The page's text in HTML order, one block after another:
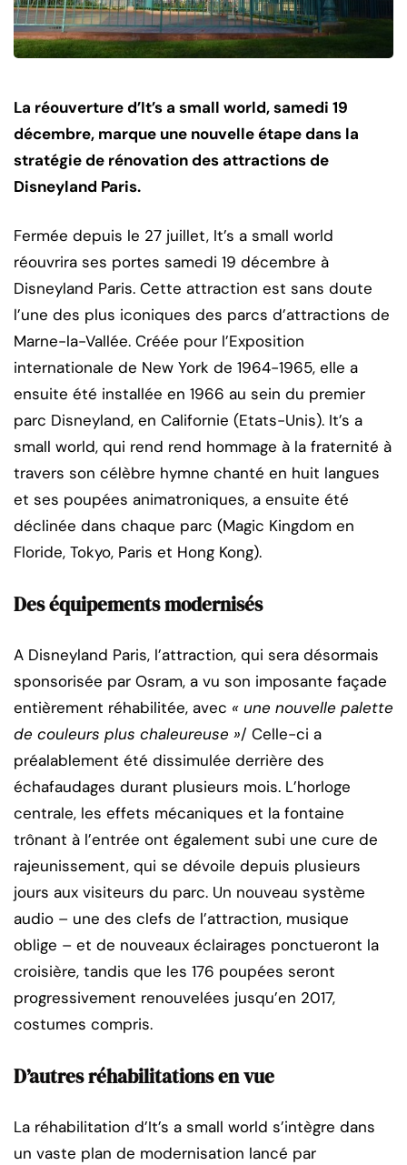
La réouverture d’It’s a small world, samedi 19
décembre, marque une nouvelle étape dans la
stratégie de rénovation des attractions de
Disneyland Paris.
Fermée depuis le 27 juillet, It’s a small world
réouvrira ses portes samedi 19 décembre à
Disneyland Paris. Cette attraction est sans doute
l’une des plus iconiques des parcs d’attractions de
Marne-la-Vallée. Créée pour l’Exposition
internationale de New York de 1964-1965, elle a
ensuite été installée en 1966 au sein du premier
parc Disneyland, en Californie (Etats-Unis). It’s a
small world, qui rend rend hommage à la fraternité à
travers son célèbre hymne chanté en huit langues
et ses poupées animatroniques, a ensuite été
déclinée dans chaque parc (Magic Kingdom en
Floride, Tokyo, Paris et Hong Kong).
Des équipements modernisés
A Disneyland Paris, l’attraction, qui sera désormais
sponsorisée par Osram, a vu son imposante façade
entièrement réhabilitée, avec « une nouvelle palette
de couleurs plus chaleureuse »/ Celle-ci a
préalablement été dissimulée derrière des
échafaudages durant plusieurs mois. L’horloge
centrale, les effets mécaniques et la fontaine
trônant à l’entrée ont également subi une cure de
rajeunissement, qui se dévoile depuis plusieurs
jours aux visiteurs du parc. Un nouveau système
audio – une des clefs de l’attraction, musique
oblige – et de nouveaux éclairages ponctueront la
croisière, tandis que les 176 poupées seront
progressivement renouvelées jusqu’en 2017,
costumes compris.
D’autres réhabilitations en vue
La réhabilitation d’It’s a small world s’intègre dans
un vaste plan de modernisation lancé par